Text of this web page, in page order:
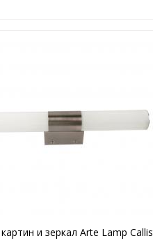
и зеркал Arte Lamp